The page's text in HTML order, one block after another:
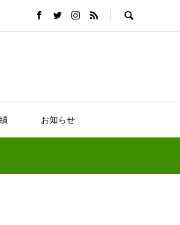
お知らせ